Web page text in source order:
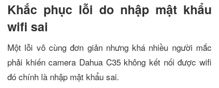
Khắc phục lỗi do nhập mật khẩu
wifi sai
Một lỗi vô cùng đơn giản nhưng khá nhiều người mắc
phải khiến camera Dahua C35 không kết nối được wifi
đó chính là nhập mật khẩu sai.